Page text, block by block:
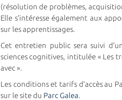
(résolution de problèmes,
Elle s’intéresse également aux
sur les apprentissages.
Cet entretien public sera suivi
sciences cognitives, intitulée « Les
avec ».
Les conditions et tarifs d’accès au
sur le site du Parc Galea.